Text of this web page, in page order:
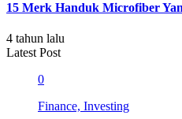
15 Merk Handuk Microfiber
4 tahun lalu
Latest Post
0
Finance, Investing